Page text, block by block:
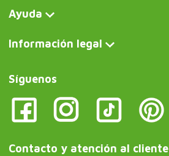
Ayuda
Información legal
Síguenos
Contacto y atención al cliente